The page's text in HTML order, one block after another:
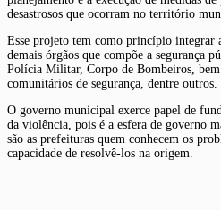
desastrosos que ocorram no território
Esse projeto tem como princípio integrar
demais órgãos que compõe a segurança
Polícia Militar, Corpo de Bombeiros,
comunitários de segurança, dentre outros.
O governo municipal exerce papel de
da violência, pois é a esfera de governo
são as prefeituras quem conhecem os
capacidade de resolvê-los na origem.